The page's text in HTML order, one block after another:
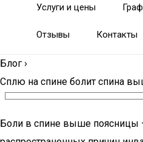
Услуги и цены
Отзывы Контакты
Блог ›
Сплю на спине болит спина
Боли в спине выше поясницы